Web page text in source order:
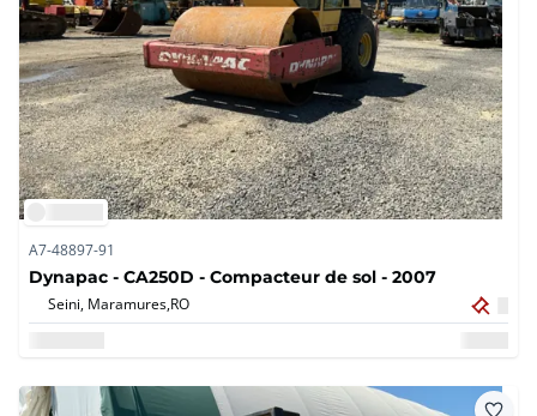
A7-48897-91
Dynapac - CA250D - Compacteur de sol - 2007
Seini, Maramures,RO